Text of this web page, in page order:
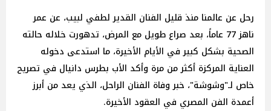
رحل عن عالمنا منذ قليل الفنان القدير لطفي لبيب، عن عمر
ناهز 77 عاماً، بعد صراع طويل مع المرض، تدهورت خلاله حالته
الصحية بشكل كبير في الأيام الأخيرة، ما استدعى دخوله
العناية المركزة أكثر من مرة وأكد الأب بطرس دانيال في تصريح
خاص لـ"وشوشة"، خبر وفاة الفنان الراحل، الذي يعد من أبرز
أعمدة الفن المصري في العقود الأخيرة.